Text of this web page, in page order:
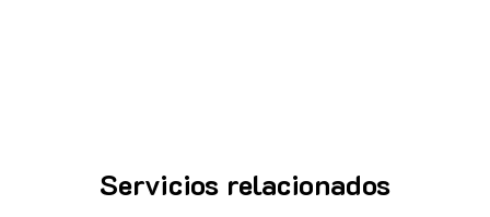
Servicios relacionados